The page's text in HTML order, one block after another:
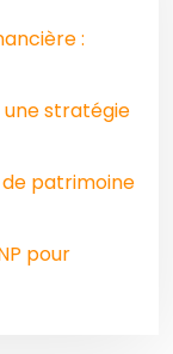
:
stratégie
de patrimoine
pour